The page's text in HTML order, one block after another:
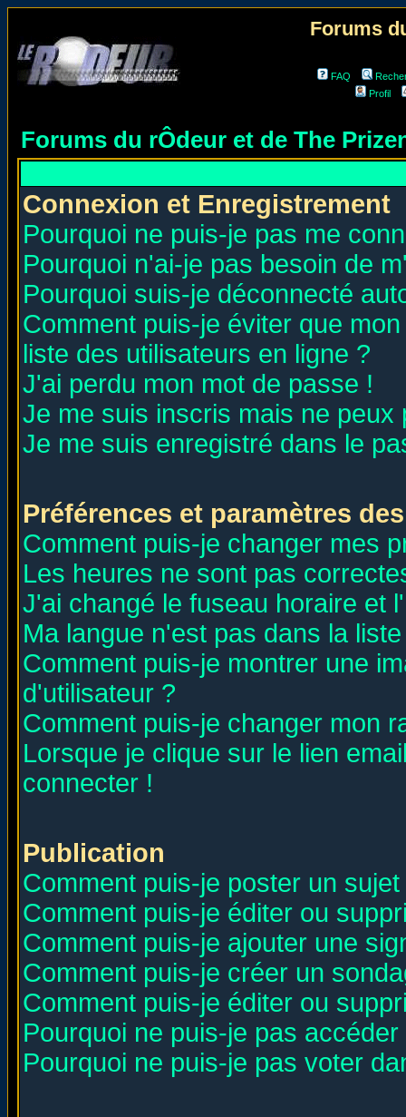
Forums
FAQ
Profil
Forums du rÔdeur et de The
Connexion et Enregistrement
Pourquoi ne puis-je pas me
Pourquoi n'ai-je pas besoin de
Pourquoi suis-je déconnecté
Comment puis-je éviter que
liste des utilisateurs en ligne ?
J'ai perdu mon mot de passe !
Je me suis inscris mais ne peux
Je me suis enregistré dans le
Préférences et paramètres
Comment puis-je changer mes
Les heures ne sont pas
J'ai changé le fuseau horaire et
Ma langue n'est pas dans la
Comment puis-je montrer une
d'utilisateur ?
Comment puis-je changer mon
Lorsque je clique sur le lien
connecter !
Publication
Comment puis-je poster un
Comment puis-je éditer ou
Comment puis-je ajouter une
Comment puis-je créer un
Comment puis-je éditer ou
Pourquoi ne puis-je pas
Pourquoi ne puis-je pas voter